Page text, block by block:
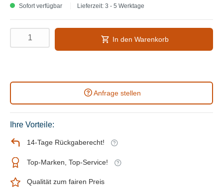
Sofort verfügbar Lieferzeit: 3 - 5 Werktage
In den Warenkorb
Anfrage stellen
Ihre Vorteile:
14-Tage Rückgaberecht!
Top-Marken, Top-Service!
Qualität zum fairen Preis